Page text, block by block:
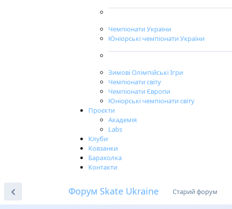
Чемпіонати України
Юніорські чемпіонати України
Зимові Олімпійські Ігри
Чемпіонати світу
Чемпіонати Європи
Юніорські чемпіонати світу
Проєкти
Академія
Labs
Клуби
Ковзанки
Барахолка
Контакти
Форум Skate Ukraine Старий форум